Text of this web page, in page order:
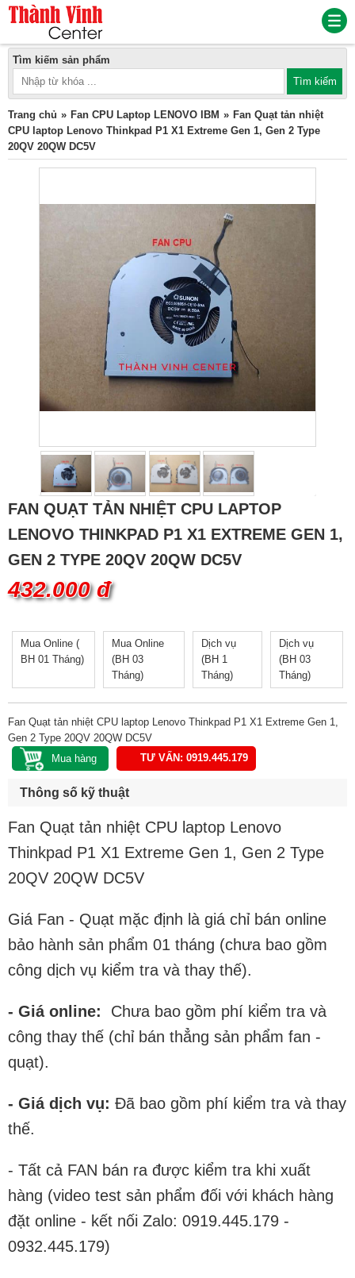
Tìm kiếm sản phẩm
Trang chủ Fan CPU Laptop LENOVO IBM
Fan Quạt tản nhiệt
CPU laptop Lenovo Thinkpad P1 X1 Extreme Gen 1, Gen 2 Type
20QV 20QW DC5V
FAN QUẠT TẢN NHIỆT CPU LAPTOP
LENOVO THINKPAD P1 X1 EXTREME GEN 1,
GEN 2 TYPE 20QV 20QW DC5V
432.000 đ
Mua Online (
BH 01 Tháng)
Mua Online
(BH 03
Tháng)
Dịch vụ
(BH 1
Tháng)
Dịch vụ
(BH 03
Tháng)
Fan Quạt tản nhiệt CPU laptop Lenovo Thinkpad P1 X1 Extreme Gen 1,
Gen 2 Type 20QV 20QW DC5V
TƯ VẤN: 0919.445.179
Thông số kỹ thuật
Fan Quạt tản nhiệt CPU laptop Lenovo
Thinkpad P1 X1 Extreme Gen 1, Gen 2 Type
20QV 20QW DC5V
Giá Fan - Quạt mặc định là giá chỉ bán online
bảo hành sản phẩm 01 tháng (chưa bao gồm
công dịch vụ kiểm tra và thay thế).
- Giá online:
Chưa bao gồm phí kiểm tra và
công thay thế (chỉ bán thẳng sản phẩm fan -
quạt).
- Giá dịch vụ: Đã bao gồm phí kiểm tra và thay
thế.
- Tất cả FAN bán ra được kiểm tra khi xuất
hàng (video test sản phẩm đối với khách hàng
đặt online - kết nối Zalo: 0919.445.179 -
0932.445.179)